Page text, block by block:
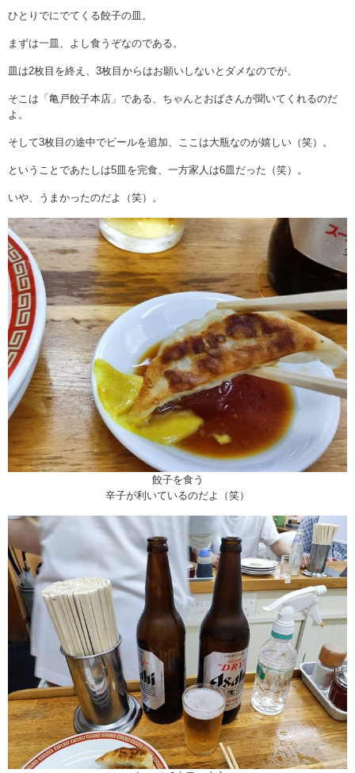
ひとりでにでてくる餃子の皿。
まずは一皿、よし食うぞなのである。
皿は2枚目を終え、3枚目からはお願いしないとダメなのでが、
そこは「亀戸餃子本店」である、ちゃんとおばさんが聞いてくれるのだ
よ。
そして3枚目の途中でビールを追加、ここは大瓶なのが嬉しい（笑）。
ということであたしは5皿を完食、一方家人は6皿だった（笑）。
いや、うまかったのだよ（笑）。
餃子を食う
辛子が利いているのだよ（笑）